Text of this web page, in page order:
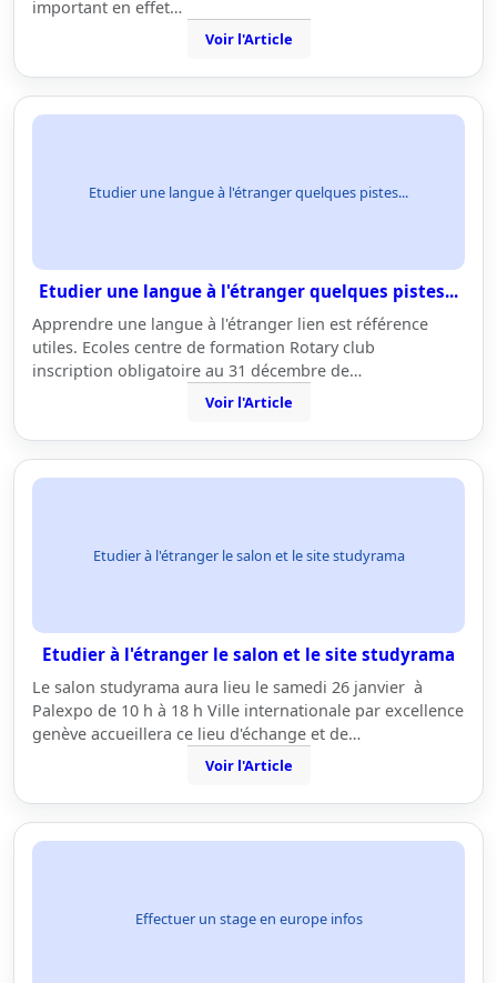
important en effet…
Voir l'Article
Etudier une langue à l'étranger quelques pistes...
Etudier une langue à l'étranger quelques pistes...
Apprendre une langue à l'étranger lien est référence
utiles. Ecoles centre de formation Rotary club
inscription obligatoire au 31 décembre de…
Voir l'Article
Etudier à l'étranger le salon et le site studyrama
Etudier à l'étranger le salon et le site studyrama
Le salon studyrama aura lieu le samedi 26 janvier à
Palexpo de 10 h à 18 h Ville internationale par excellence
genève accueillera ce lieu d'échange et de…
Voir l'Article
Effectuer un stage en europe infos